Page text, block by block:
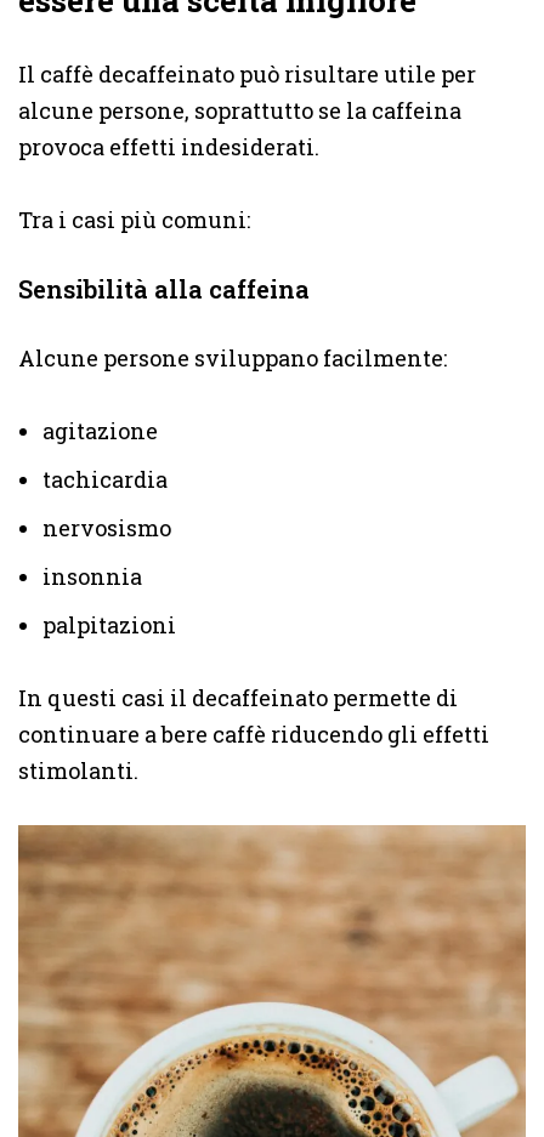
Il caffè decaffeinato può risultare utile per
alcune persone, soprattutto se la caffeina
provoca effetti indesiderati.
Tra i casi più comuni:
Sensibilità alla caffeina
Alcune persone sviluppano facilmente:
agitazione
tachicardia
nervosismo
insonnia
palpitazioni
In questi casi il decaffeinato permette di
continuare a bere caffè riducendo gli effetti
stimolanti.